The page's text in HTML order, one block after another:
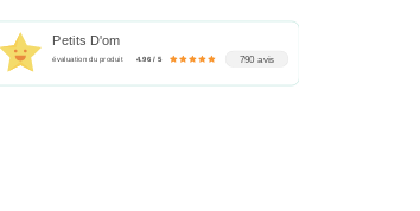
Petits D'om
évaluation du produit 4.96 / 5 790 avis